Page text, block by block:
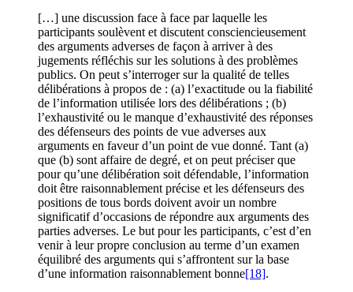
[…] une discussion face à face par laquelle les
participants soulèvent et discutent consciencieusement
des arguments adverses de façon à arriver à des
jugements réfléchis sur les solutions à des problèmes
publics. On peut s’interroger sur la qualité de telles
délibérations à propos de : (a) l’exactitude ou la fiabilité
de l’information utilisée lors des délibérations ; (b)
l’exhaustivité ou le manque d’exhaustivité des réponses
des défenseurs des points de vue adverses aux
arguments en faveur d’un point de vue donné. Tant (a)
que (b) sont affaire de degré, et on peut préciser que
pour qu’une délibération soit défendable, l’information
doit être raisonnablement précise et les défenseurs des
positions de tous bords doivent avoir un nombre
significatif d’occasions de répondre aux arguments des
parties adverses. Le but pour les participants, c’est d’en
venir à leur propre conclusion au terme d’un examen
équilibré des arguments qui s’affrontent sur la base
d’une information raisonnablement bonne[18].